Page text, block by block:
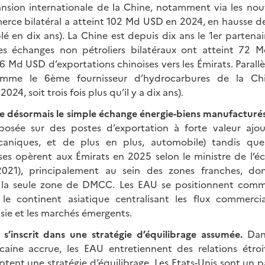
internationale de la Chine, notamment via les
bilatéral a atteint 102 Md USD en 2024, en hausse
en dix ans). La Chine est depuis dix ans le 1er
échanges non pétroliers bilatéraux ont atteint 72
USD d’exportations chinoises vers les Émirats.
le 6ème fournisseur d’hydrocarbures de la
soit trois fois plus qu’il y a dix ans).
désormais le simple échange énergie-biens
sur des postes d’exportation à forte valeur
et de plus en plus, automobile) tandis
opèrent aux Émirats en 2025 selon le ministre de
principalement au sein des zones franches,
seule zone de DMCC. Les EAU se positionnent
continent asiatique centralisant les flux
et les marchés émergents.
dans une stratégie d’équilibrage assumée.
accrue, les EAU entretiennent des relations
une stratégie d’équilibrage. Les Etats-Unis sont un